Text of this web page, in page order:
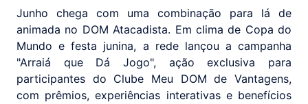
Junho chega com uma combinação para lá de
animada no DOM Atacadista. Em clima de Copa do
Mundo e festa junina, a rede lançou a campanha
"Arraiá que Dá Jogo", ação exclusiva para
participantes do Clube Meu DOM de Vantagens,
com prêmios, experiências interativas e benefícios